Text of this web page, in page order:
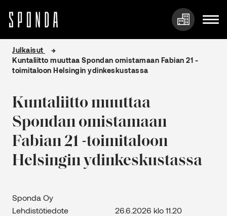
sisältöön
Julkaisut
Kuntaliitto muuttaa Spondan omistamaan Fabian 21 -
toimitaloon Helsingin ydinkeskustassa
Kuntaliitto muuttaa
Spondan omistamaan
Fabian 21 -toimitaloon
Helsingin ydinkeskustassa
Sponda Oy
Lehdistötiedote 26.6.2026 klo 11.20